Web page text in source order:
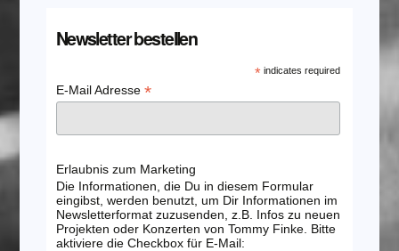
Newsletter bestellen
* indicates required
E-Mail Adresse *
Erlaubnis zum Marketing
Die Informationen, die Du in diesem Formular
eingibst, werden benutzt, um Dir Informationen im
Newsletterformat zuzusenden, z.B. Infos zu neuen
Projekten oder Konzerten von Tommy Finke. Bitte
aktiviere die Checkbox für E-Mail: